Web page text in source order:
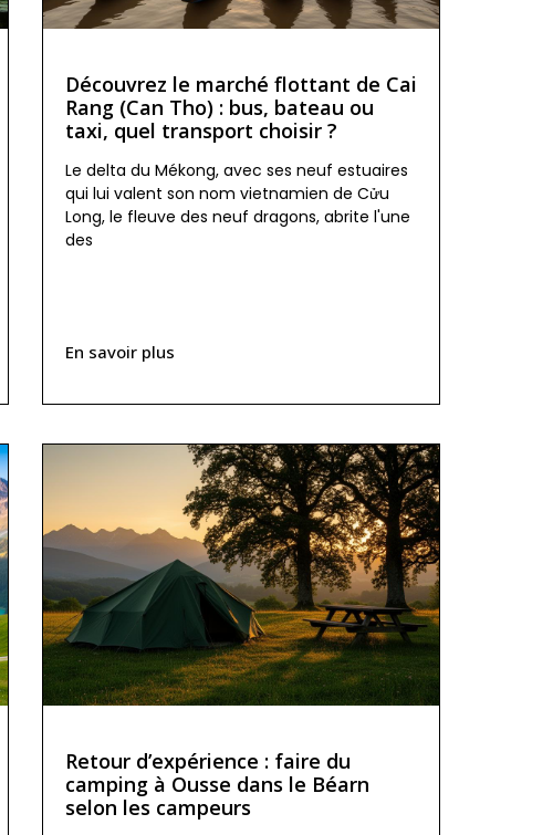
Découvrez le marché flottant de Cai
Rang (Can Tho) : bus, bateau ou
taxi, quel transport choisir ?
Le delta du Mékong, avec ses neuf estuaires
qui lui valent son nom vietnamien de Cửu
Long, le fleuve des neuf dragons, abrite l'une
des
En savoir plus
Retour d’expérience : faire du
camping à Ousse dans le Béarn
selon les campeurs